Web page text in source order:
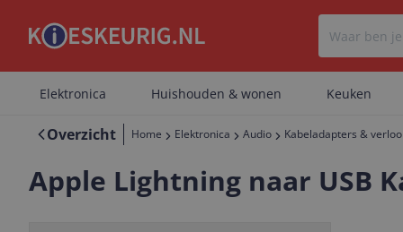
Elektronica Huishouden & wonen Keuken
Overzicht Home Elektronica Audio Kabeladapters &
Apple Lightning naar USB